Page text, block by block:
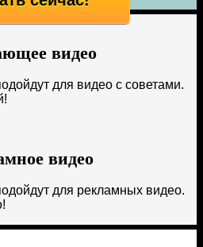
видео
для видео с советами.
видео
для рекламных видео.